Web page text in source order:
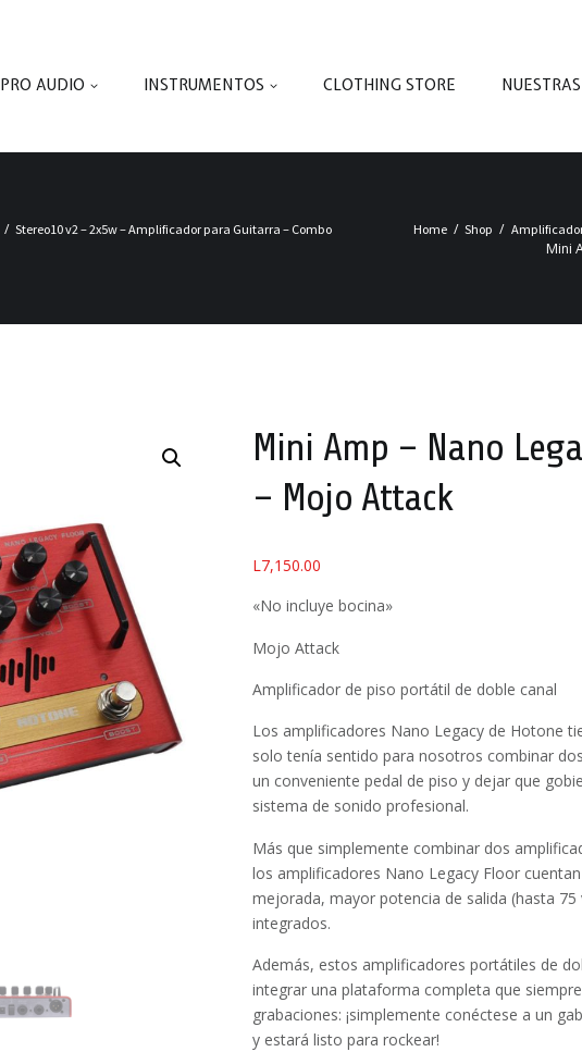
PRO AUDIO INSTRUMENTOS CLOTHING STORE
Stereo10 v2 – 2x5w – Amplificador para Guitarra – Combo Home Shop
Mini
Mini Amp – Nano
– Mojo Attack
L7,150.00
«No incluye bocina»
Mojo Attack
Amplificador de piso portátil de doble canal
Los amplificadores Nano Legacy de Hotone
solo tenía sentido para nosotros combinar
un conveniente pedal de piso y dejar que
sistema de sonido profesional.
Más que simplemente combinar dos
los amplificadores Nano Legacy Floor
mejorada, mayor potencia de salida (hasta
integrados.
Además, estos amplificadores portátiles de
integrar una plataforma completa que
grabaciones: ¡simplemente conéctese a un
y estará listo para rockear!